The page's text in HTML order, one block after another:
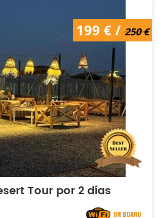
199 € / 250 €
Tour por 2 días